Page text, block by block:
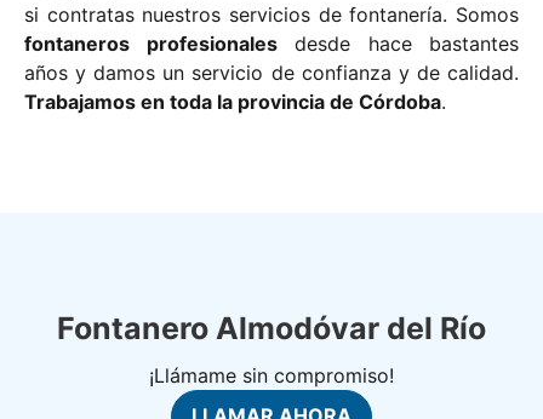
si contratas nuestros servicios de fontanería. Somos
fontaneros profesionalesdesde hace bastantes
años y damos un servicio de confianza y de calidad.
Trabajamos en toda la provincia de Córdoba.
Fontanero Almodóvar del Río
¡Llámame sin compromiso!